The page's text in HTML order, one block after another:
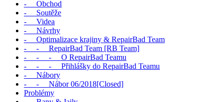
- Obchod
- Soutěže
- Videa
- Návrhy
- Optimalizace krajiny & RepairBad Team
- - RepairBad Team [RB Team]
- - - O RepairBad Teamu
- - - Přihlášky do RepairBad Teamu
- Nábory
- - Nábor 06/2018[Closed]
Problémy